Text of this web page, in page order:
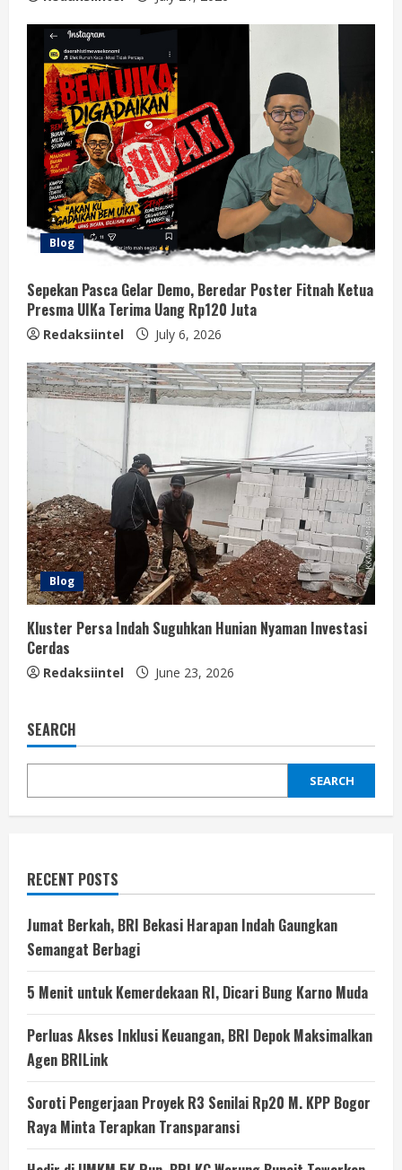
Blog
Sepekan Pasca Gelar Demo, Beredar Poster Fitnah Ketua
Presma UIKa Terima Uang Rp120 Juta
Redaksiintel July 6, 2026
Blog
Kluster Persa Indah Suguhkan Hunian Nyaman Investasi
Cerdas
Redaksiintel June 23, 2026
SEARCH
SEARCH
RECENT POSTS
Jumat Berkah, BRI Bekasi Harapan Indah Gaungkan
Semangat Berbagi
5 Menit untuk Kemerdekaan RI, Dicari Bung Karno Muda
Perluas Akses Inklusi Keuangan, BRI Depok Maksimalkan
Agen BRILink
Soroti Pengerjaan Proyek R3 Senilai Rp20 M. KPP Bogor
Raya Minta Terapkan Transparansi